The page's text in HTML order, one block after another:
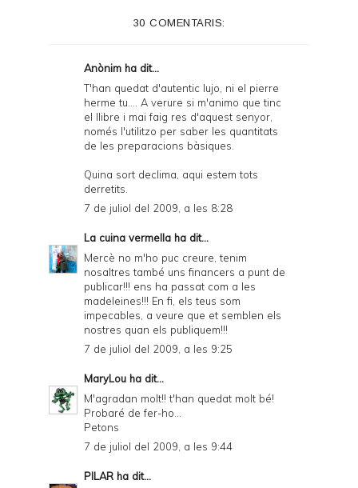
i
e
n
d
n
d
P
D
30 COMENTARIS:
Anònim ha dit...
T'han quedat d'autentic lujo, ni el pierre
herme tu.... A verure si m'animo que tinc
el llibre i mai faig res d'aquest senyor,
només l'utilitzo per saber les quantitats
de les preparacions bàsiques.
Quina sort declima, aqui estem tots
derretits.
7 de juliol del 2009, a les 8:28
La cuina vermella ha dit...
Mercè no m'ho puc creure, tenim
nosaltres també uns financers a punt de
publicar!!! ens ha passat com a les
madeleines!!! En fi, els teus som
impecables, a veure que et semblen els
nostres quan els publiquem!!!
7 de juliol del 2009, a les 9:25
MaryLou ha dit...
M'agradan molt!! t'han quedat molt bé!
Probaré de fer-ho...
Petons
7 de juliol del 2009, a les 9:44
PILAR ha dit...